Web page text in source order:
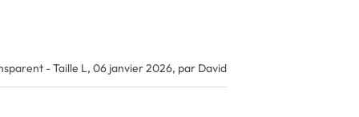
- Taille L, 06 janvier 2026, par David